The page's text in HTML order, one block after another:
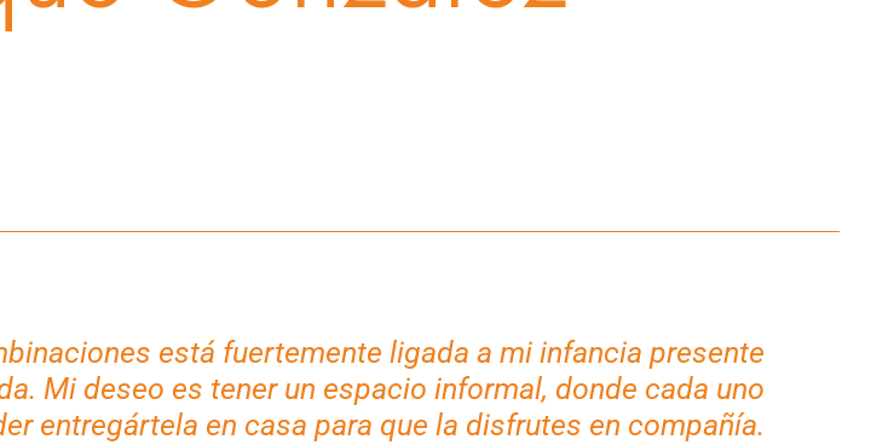
está fuertemente ligada a mi infancia presente
Mi deseo es tener un espacio informal, donde cada uno
entregártela en casa para que la disfrutes en compañía.